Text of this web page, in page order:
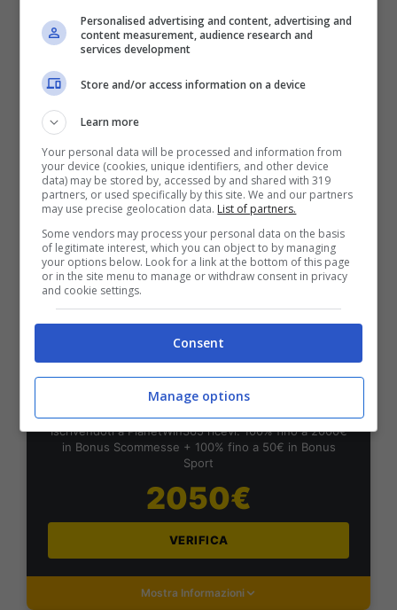
Bonus Benvenuto Sport: fino a 1.000€
50% sul deposito fino a 50€
1000€
Mostra Informazioni
PlanetWin365
Planetwin365: 2050€ per sport e scommesse
Iscrivendoti a PlanetWin365 ricevi: 100% fino a 2000€
in Bonus Scommesse + 100% fino a 50€ in Bonus
Sport
2050€
VERIFICA
Mostra Informazioni
Personalised advertising and content, advertising and
content measurement, audience research and
services development
Store and/or access information on a device
Learn more
Your personal data will be processed and information from
your device (cookies, unique identifiers, and other device
data) may be stored by, accessed by and shared with 319
partners, or used specifically by this site. We and our partners
may use precise geolocation data. List of partners.
Some vendors may process your personal data on the basis
of legitimate interest, which you can object to by managing
your options below. Look for a link at the bottom of this page
or in the site menu to manage or withdraw consent in privacy
and cookie settings.
Consent
Manage options